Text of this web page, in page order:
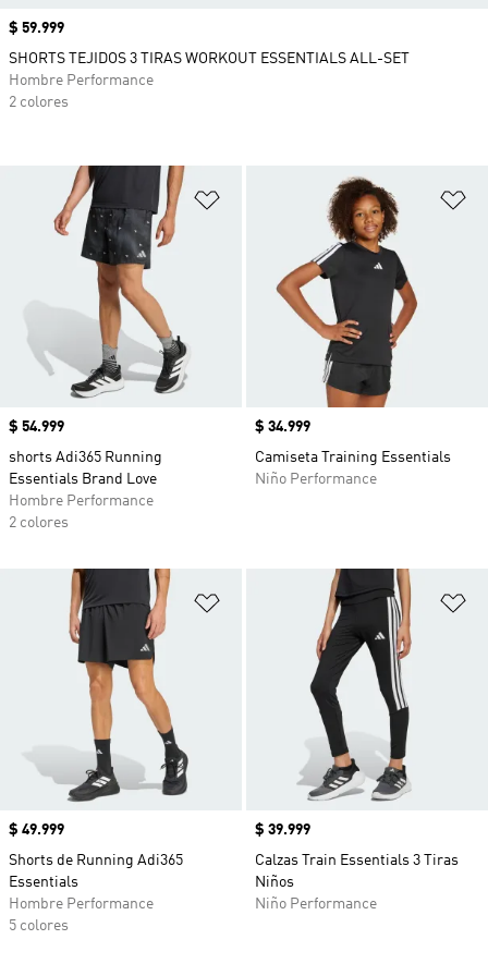
Añadir a la lista de deseos
Precio
$ 54.999
shorts Adi365 Running
Essentials Brand Love
Hombre Performance
2 colores
Precio
$ 34.999
Camiseta Training Essentials
Niño Performance
Añadir a la lista de deseos
Precio
$ 49.999
Shorts de Running Adi365
Essentials
Hombre Performance
5 colores
Precio
$ 39.999
Calzas Train Essentials 3 Tiras
Niños
Niño Performance
Precio
$ 59.999
SHORTS TEJIDOS 3 TIRAS WORKOUT ESSENTIALS ALL-SET
Hombre Performance
2 colores